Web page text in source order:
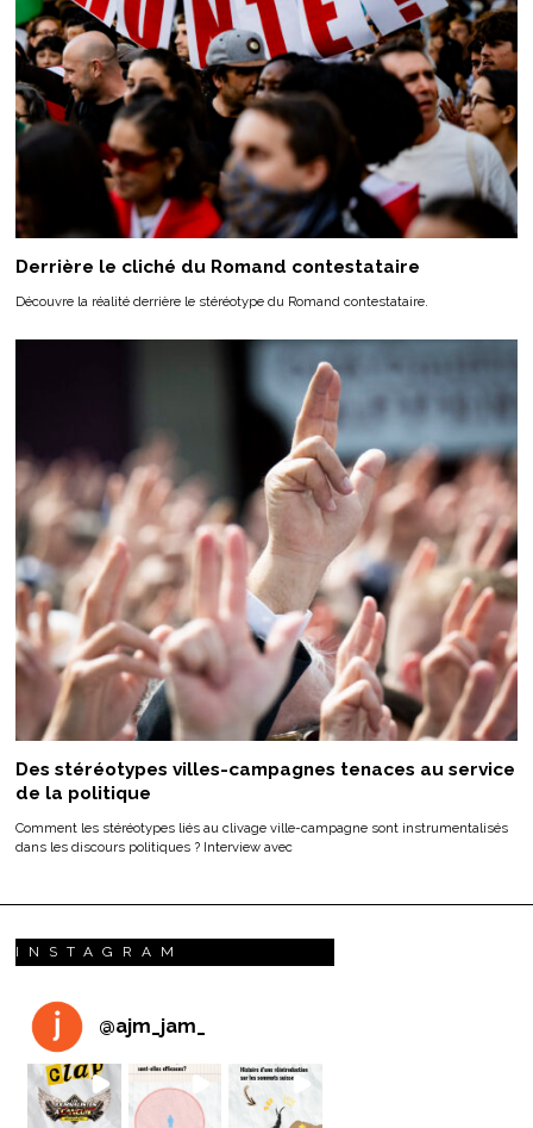
Derrière le cliché du Romand contestataire
Découvre la réalité derrière le stéréotype du Romand contestataire.
Des stéréotypes villes-campagnes tenaces au service
de la politique
Comment les stéréotypes liés au clivage ville-campagne sont instrumentalisés
dans les discours politiques ? Interview avec
INSTAGRAM
@ajm_jam_